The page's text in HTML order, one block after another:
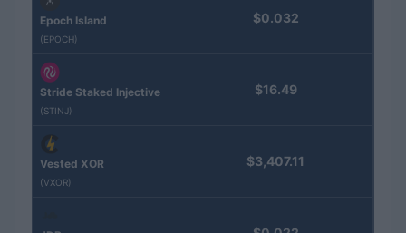
Epoch Island
(EPOCH)
$0.032
Stride Staked Injective
(STINJ)
$16.49
Vested XOR
(VXOR)
$3,407.11